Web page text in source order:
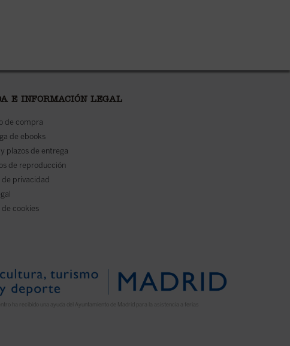
E INFORMACIÓN LEGAL
de compra
de ebooks
plazos de entrega
de reproducción
de privacidad
de cookies
ha recibido una ayuda del Ayuntamiento de Madrid para la asistencia a ferias